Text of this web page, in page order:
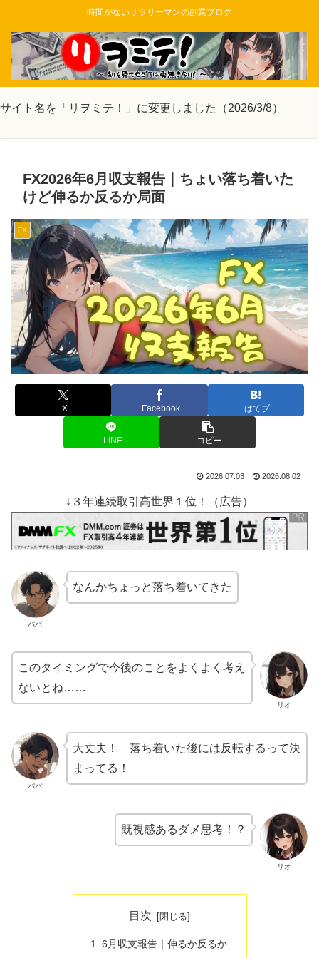
時間がないサラリーマンの副業ブログ
サイト名を「リヲミテ！」に変更しました（2026/3/8）
FX2026年6月収支報告｜ちょい落ち着いた
けど伸るか反るか局面
FX
X Facebook はてブ
LINE コピー
2026.07.03 2026.08.02
↓３年連続取引高世界１位！（広告）
パパ
なんかちょっと落ち着いてきた
リオ
このタイミングで今後のことをよくよく考え
ないとね……
パパ
大丈夫！ 落ち着いた後には反転するって決
まってる！
リオ
既視感あるダメ思考！？
目次
6月収支報告｜伸るか反るか